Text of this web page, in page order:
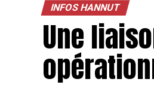
INFOS HANNUT
Une